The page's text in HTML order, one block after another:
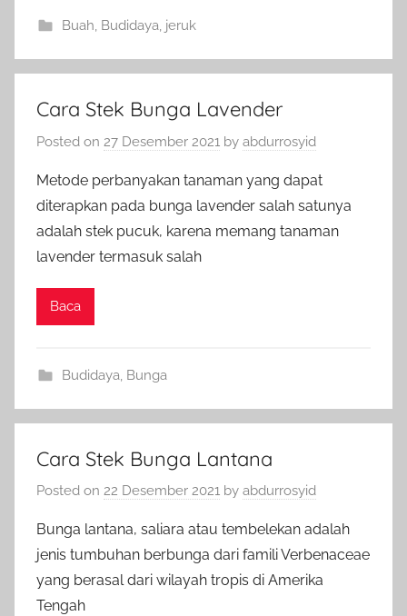
Buah, Budidaya, jeruk
Cara Stek Bunga Lavender
Posted on 27 Desember 2021 by abdurrosyid
Metode perbanyakan tanaman yang dapat
diterapkan pada bunga lavender salah satunya
adalah stek pucuk, karena memang tanaman
lavender termasuk salah
Baca
Budidaya Bunga
Cara Stek Bunga Lantana
Posted on 22 Desember 2021 by abdurrosyid
Bunga lantana, saliara atau tembelekan adalah
jenis tumbuhan berbunga dari famili Verbenaceae
yang berasal dari wilayah tropis di Amerika
Tengah